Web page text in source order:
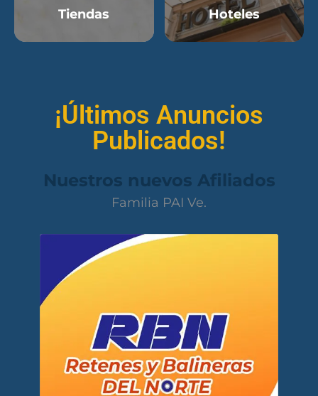
Tiendas Hoteles
¡Últimos Anuncios
Publicados!
Nuestros nuevos Afiliados
Familia PAI Ve.